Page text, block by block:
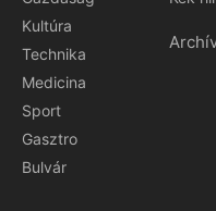
Kultúra
Technika
Medicina
Sport
Gasztro
Bulvár